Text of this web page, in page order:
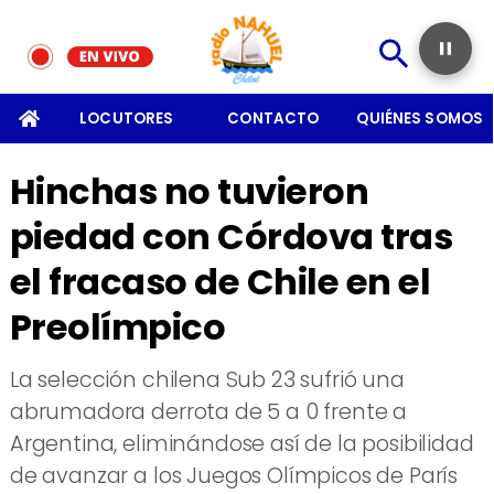
LOCUTORES CONTACTO QUIÉNES SOMOS
Hinchas no tuvieron
piedad con Córdova tras
el fracaso de Chile en el
Preolímpico
​La selección chilena Sub 23 sufrió una
abrumadora derrota de 5 a 0 frente a
Argentina, eliminándose así de la posibilidad
de avanzar a los Juegos Olímpicos de París